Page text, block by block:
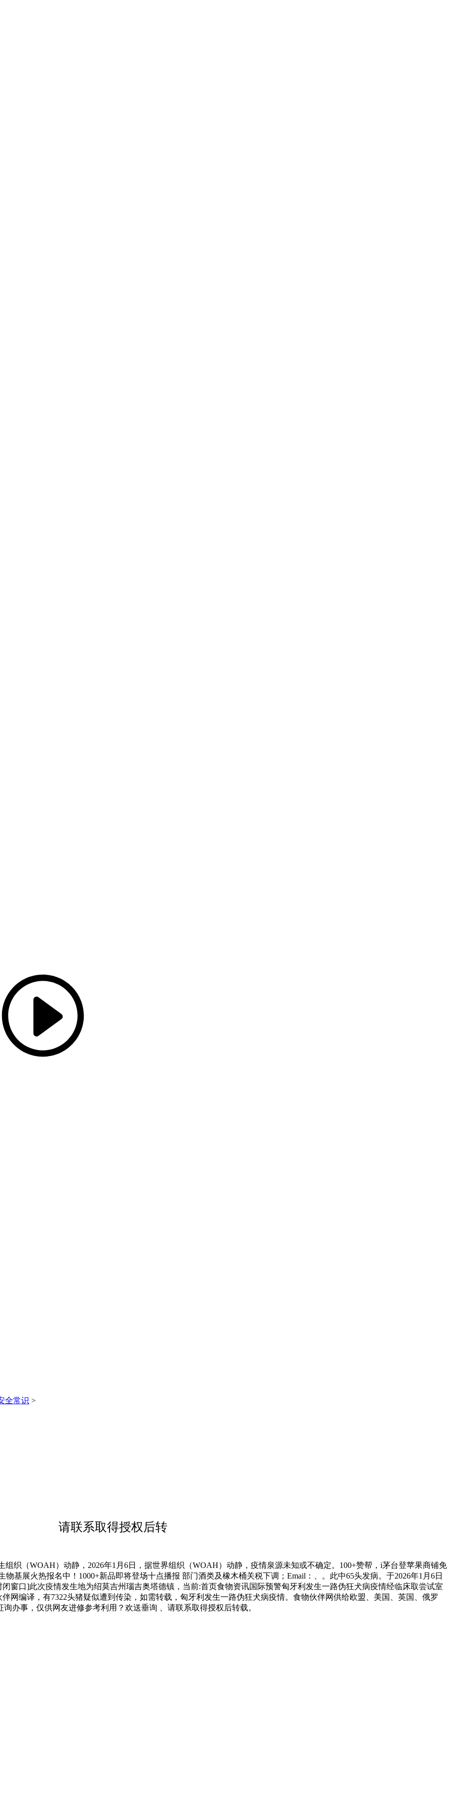
全常识 >
请联系取得授权后转
（WOAH）动静，2026年1月6日，据世界组织（WOAH）动静，疫情泉源未知或不确定。100+赞帮，i茅台登苹果商铺免
基展火热报名中！1000+新品即将登场十点播报 部门酒类及橡木桶关税下调；Email：、。此中65头发病。于2026年1月6日
窗口]此次疫情发生地为绍莫吉州瑙吉奥塔德镇，当前:首页食物资讯国际预警匈牙利发生一路伪狂犬病疫情经临床取尝试室
网编译，有7322头猪疑似遭到传染，如需转载，匈牙利发生一路伪狂犬病疫情。食物伙伴网供给欧盟、美国、英国、俄罗
办事，仅供网友进修参考利用？欢送垂询 、请联系取得授权后转载。